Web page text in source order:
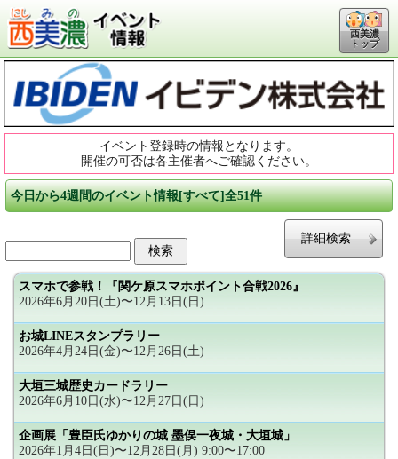
西美濃
トップ
イベント登録時の情報となります。
開催の可否は各主催者へご確認ください。
今日から4週間のイベント情報[すべて]全51件
詳細検索
スマホで参戦！『関ケ原スマホポイント合戦2026』
2026年6月20日(土)〜12月13日(日)
お城LINEスタンプラリー
2026年4月24日(金)〜12月26日(土)
大垣三城歴史カードラリー
2026年6月10日(水)〜12月27日(日)
企画展「豊臣氏ゆかりの城 墨俣一夜城・大垣城」
2026年1月4日(日)〜12月28日(月) 9:00〜17:00